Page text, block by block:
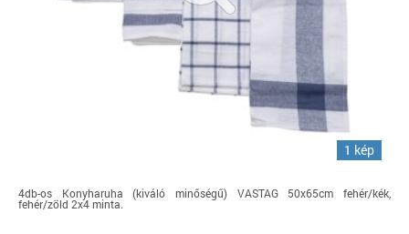
1 kép
4db-os Konyharuha (kiváló minőségű) VASTAG 50x65cm fehér/kék,
fehér/zöld 2x4 minta.